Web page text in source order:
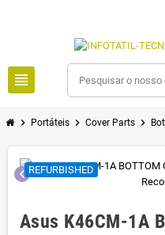
view_headline
chevron_right Portáteis chevron_right Cover Parts chevron_right
chevron_leftREFURBISHED
Asus K46CM-1A